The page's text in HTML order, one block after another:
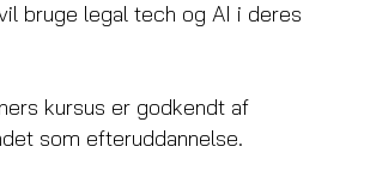
bruge legal tech og AI i deres
kursus er godkendt af
som efteruddannelse.